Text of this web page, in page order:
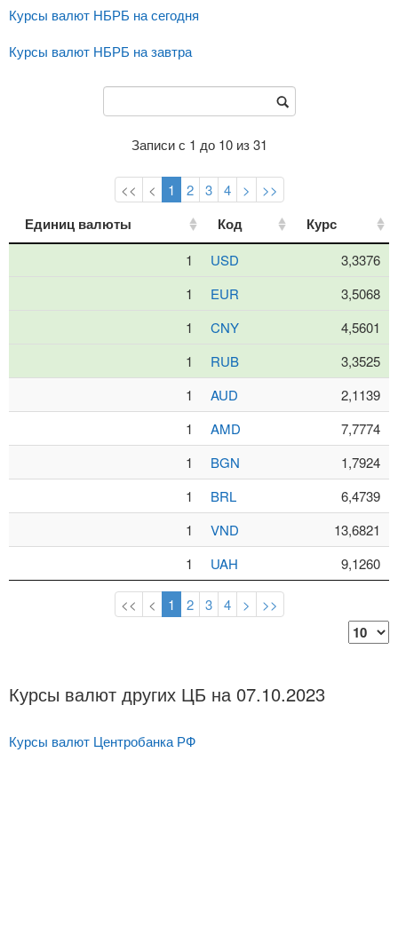
Курсы валют НБРБ на сегодня
Курсы валют НБРБ на завтра
Записи с 1 до 10 из 31
<< < 1 2 3 4 > >>
Единиц валюты Код Курс
1 USD
3,3376
1
EUR
3,5068
1
CNY
4,5601
1
RUB
3,3525
1
AUD
2,1139
1
AMD
7,7774
1
BGN
1,7924
1
BRL
6,4739
1
VND
13,6821
1
UAH 9,1260
<< < 1 2 3 4 > >>
Курсы валют других ЦБ на 07.10.2023
Курсы валют Центробанка РФ
Единиц валюты Код Курс